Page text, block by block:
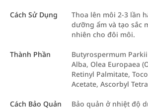
Cách Sử Dụng
Thoa lên môi 2-3 lần
dưỡng ẩm và tạo sắc
nhiên cho đôi môi.
Thành Phần
Butyrospermum Parkii
Alba, Olea Europaea
Retinyl Palmitate,
Acetate, Ascorbyl
Cách Bảo Quản Bảo quản ở nhiệt độ